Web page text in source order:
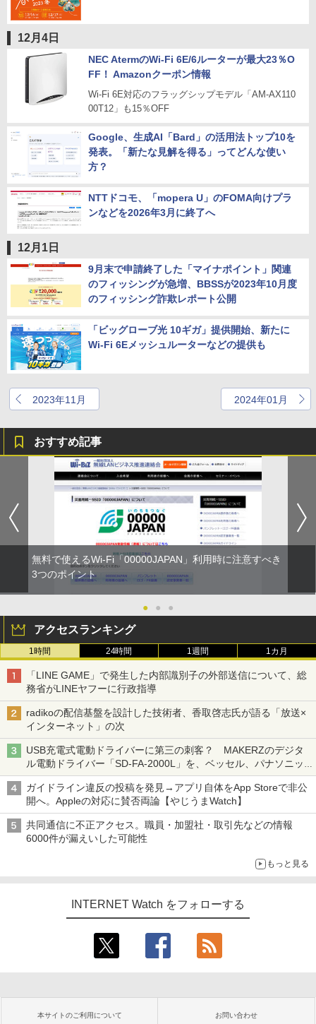
12月4日
NEC AtermのWi-Fi 6E/6ルーターが最大23％O
FF！ Amazonクーポン情報
Wi-Fi 6E対応のフラッグシップモデル「AM-AX110
00T12」も15％OFF
Google、生成AI「Bard」の活用法トップ10を
発表。「新たな見解を得る」ってどんな使い
方？
NTTドコモ、「mopera U」のFOMA向けプラ
ンなどを2026年3月に終了へ
12月1日
9月末で申請終了した「マイナポイント」関連
のフィッシングが急増、BBSSが2023年10月度
のフィッシング詐欺レポート公開
「ビッグローブ光 10ギガ」提供開始、新たに
Wi-Fi 6Eメッシュルーターなどの提供も
2023年11月 2024年01月
おすすめ記事
無料で使えるWi-Fi「00000JAPAN」利用時に注意すべき
3つのポイント
● ● ●
アクセスランキング
1時間 24時間 1週間 1カ月
「LINE GAME」で発生した内部識別子の外部送信について、総
務省がLINEヤフーに行政指導
radikoの配信基盤を設計した技術者、香取啓志氏が語る「放送×
インターネット」の次
USB充電式電動ドライバーに第三の刺客？ MAKERZのデジタ
ル電動ドライバー「SD-FA-2000L」を、ベッセル、パナソニッ
クと比較してみた 【テレワークグッズ・ミニレビュー 第165
回】
ガイドライン違反の投稿を発見→アプリ自体をApp Storeで非公
開へ。Appleの対応に賛否両論【やじうまWatch】
共同通信に不正アクセス。職員・加盟社・取引先などの情報
6000件が漏えいした可能性
もっと見る
INTERNET Watch をフォローする
本サイトのご利用について お問い合わせ